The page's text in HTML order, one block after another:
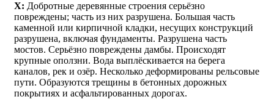
X: Добротные деревянные строения серьёзно
повреждены; часть из них разрушена. Большая часть
каменной или кирпичной кладки, несущих конструкций
разрушена, включая фундаменты. Разрушена часть
мостов. Серьёзно повреждены дамбы. Происходят
крупные оползни. Вода выплёскивается на берега
каналов, рек и озёр. Несколько деформированы рельсовые
пути. Образуются трещины в бетонных дорожных
покрытиях и асфальтированных дорогах.